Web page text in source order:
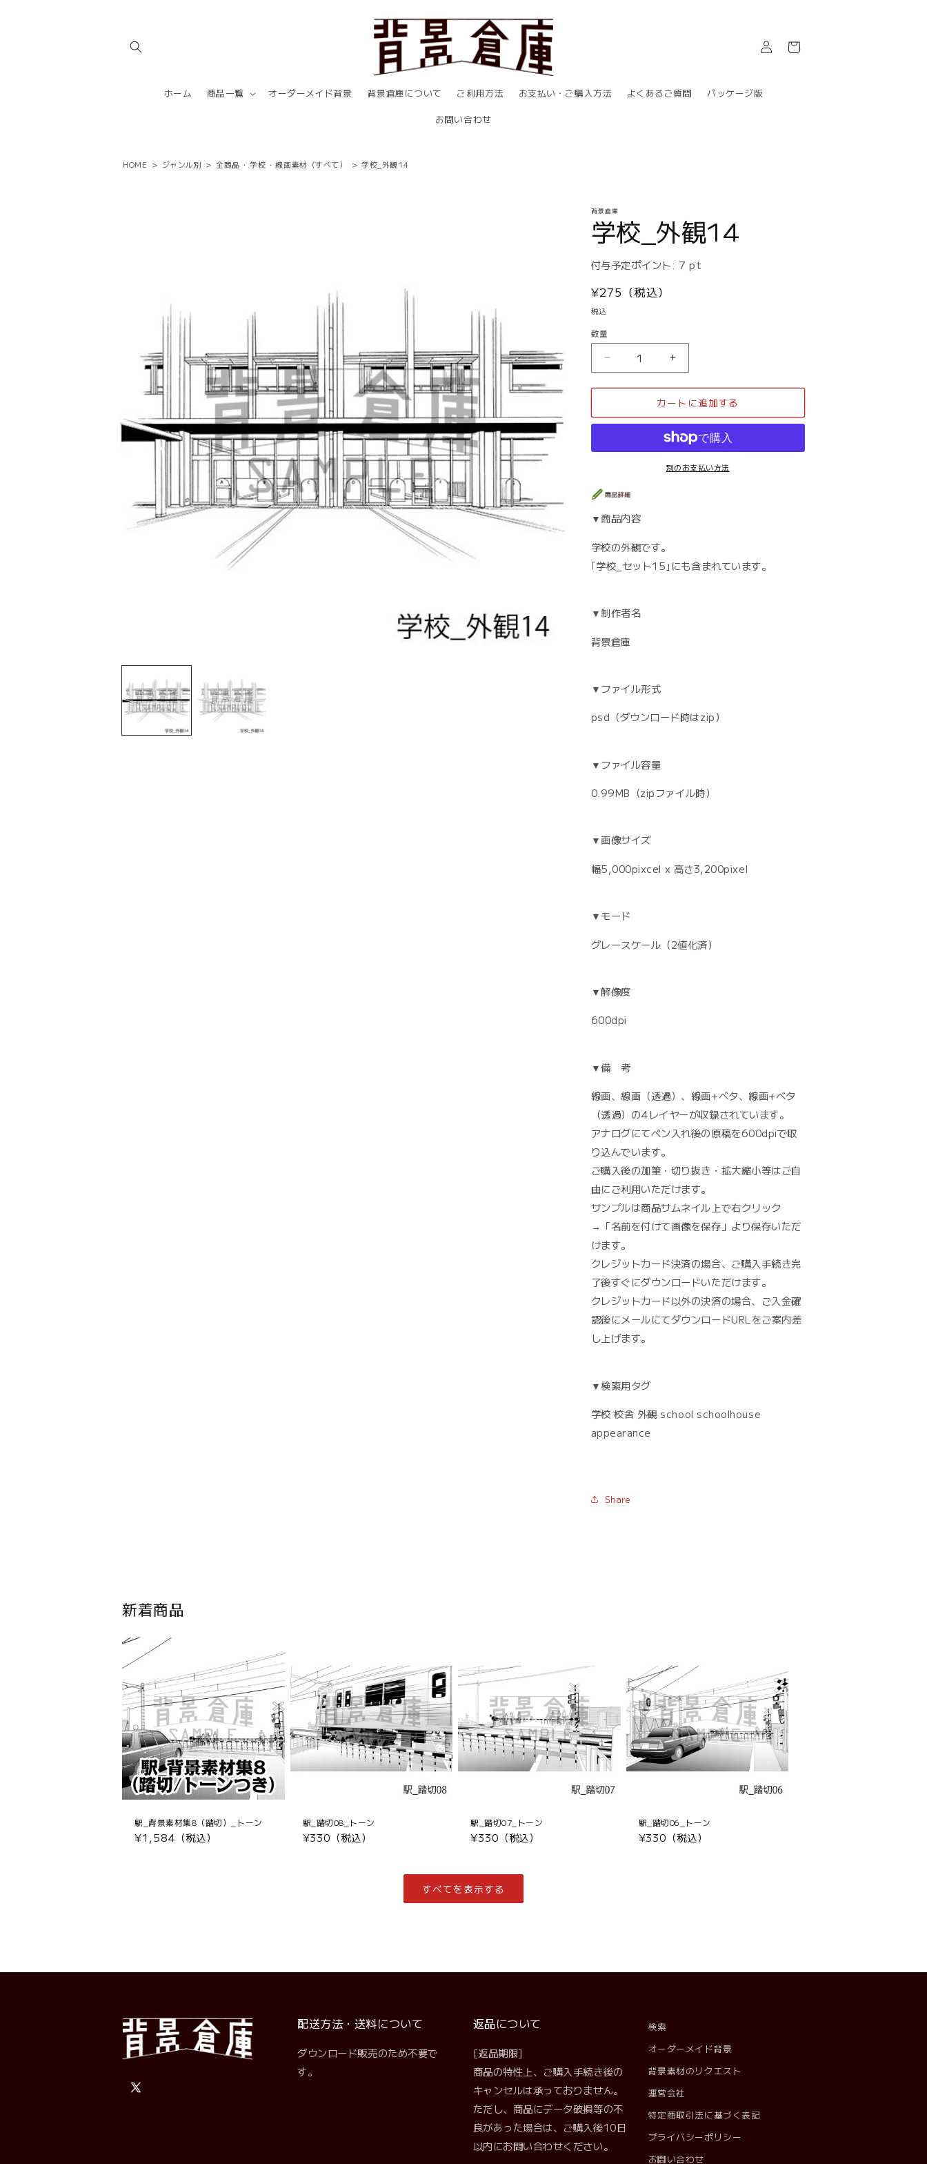
ホーム 商品一覧 オーダーメイド背景 背景倉庫について ご利用方法 お支払い・ご購入方法 よくあるご質問
パッケージ版
お問い合わせ
グ
イ
ー
HOME > ジャンル別 > 全商品 ・ 学校 ・ 線画素材（すべて） > 学校_外観14
ル
デ
背景倉庫
学校_外観14
付与予定ポイント: 7 pt
通
常
価
格
¥275（税込）
税込
数
数量
観
の
を
減
ら
す
学
外
観
14
の
数
カートに追加する
別のお支払い方法
▼商品内容
学校の外観です。
｢学校_セット15｣にも含まれています。
▼制作者名
背景倉庫
▼ファイル形式
psd（ダウンロード時はzip）
▼ファイル容量
0.99MB（zipファイル時）
▼画像サイズ
幅5,000pixcel x 高さ3,200pixel
▼モード
グレースケール（2値化済）
▼解像度
600dpi
▼備 考
線画、線画（透過）、線画+ベタ、線画+ベタ
（透過）の4レイヤーが収録されています。
アナログにてペン入れ後の原稿を600dpiで取
り込んでいます。
ご購入後の加筆・切り抜き・拡大縮小等はご自
由にご利用いただけます。
サンプルは商品サムネイル上で右クリック
→「名前を付けて画像を保存」より保存いただ
けます。
クレジットカード決済の場合、ご購入手続き完
了後すぐにダウンロードいただけます。
クレジットカード以外の決済の場合、ご入金確
認後にメールにてダウンロードURLをご案内差
し上げます。
▼検索用タグ
学校 校舎 外観 school schoolhouse
appearance
Share
新着商品
駅_背景素材集8（踏切）_トーン
通
¥1,584（税込）
駅_踏切08_トーン
通
¥330（税込）
駅_踏切07_トーン
通
格
¥330（税込）
駅_踏切06_トーン
通
¥330（税込）
すべてを表示する
X
配送方法・送料について
ダウンロード販売のため不要で
す。
返品について
[返品期限]
商品の特性上、ご購入手続き後の
キャンセルは承っておりません。
ただし、商品にデータ破損等の不
良があった場合は、ご購入後10日
以内にお問い合わせください。
検索
オーダーメイド背景
背景素材のリクエスト
運営会社
特定商取引法に基づく表記
プライバシーポリシー
お問い合わせ